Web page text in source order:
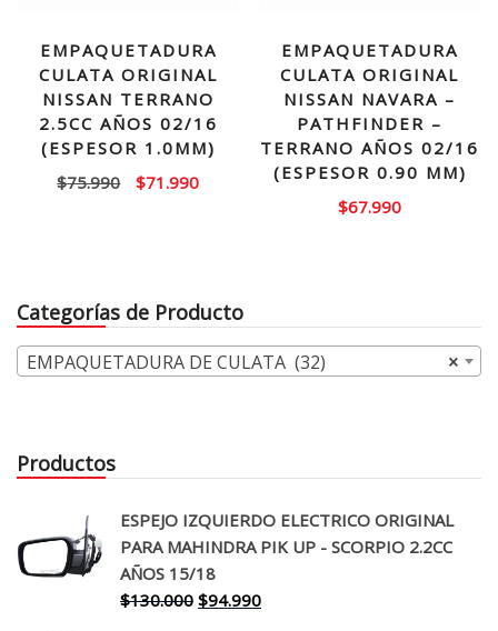
EMPAQUETADURA
CULATA ORIGINAL
NISSAN TERRANO
2.5CC AÑOS 02/16
(ESPESOR 1.0MM)
$75.990
El
$71.990El
EMPAQUETADURA
CULATA ORIGINAL
NISSAN NAVARA –
PATHFINDER –
TERRANO AÑOS 02/16
(ESPESOR 0.90 MM)
$67.990
Categorías de Producto
×
EMPAQUETADURA DE CULATA (32)
Productos
ESPEJO IZQUIERDO ELECTRICO ORIGINAL
PARA MAHINDRA PIK UP - SCORPIO 2.2CC
AÑOS 15/18
$130.000 El
$94.990El